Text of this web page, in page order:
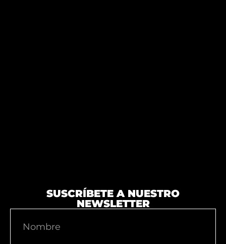
SUSCRÍBETE A NUESTRO
NEWSLETTER